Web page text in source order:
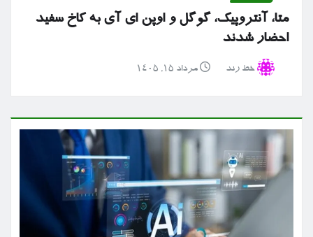
متا، آنتروپیک، گوگل و اوپن ای آی به کاخ سفید
احضار شدند
خط رند مرداد ۱۵, ۱۴۰۵